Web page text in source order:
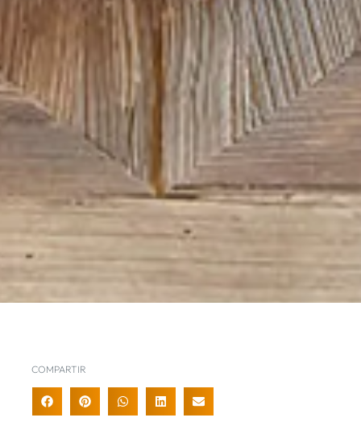
COMPARTIR